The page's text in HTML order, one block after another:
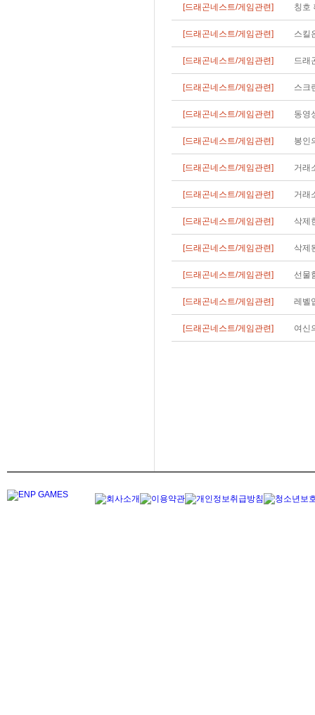
[드래곤네스트/게임관련] 칭호
[드래곤네스트/게임관련] 스킬
[드래곤네스트/게임관련] 드래
[드래곤네스트/게임관련] 스크
[드래곤네스트/게임관련] 동영
[드래곤네스트/게임관련] 봉인
[드래곤네스트/게임관련] 거래
[드래곤네스트/게임관련] 거래
[드래곤네스트/게임관련] 삭제
[드래곤네스트/게임관련] 삭제
[드래곤네스트/게임관련] 선물
[드래곤네스트/게임관련] 레벨
[드래곤네스트/게임관련] 여신